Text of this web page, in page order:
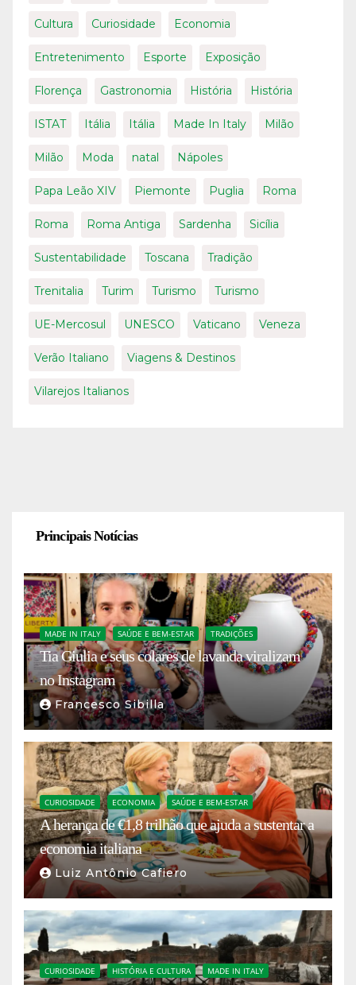
Cultura Curiosidade Economia
Entretenimento Esporte Exposição
Florença Gastronomia História História
ISTAT Itália Itália Made In Italy Milão
Milão Moda natal Nápoles
Papa Leão XIV Piemonte Puglia Roma
Roma Roma Antiga Sardenha Sicília
Sustentabilidade Toscana Tradição
Trenitalia Turim Turismo Turismo
UE-Mercosul UNESCO Vaticano Veneza
Verão Italiano Viagens & Destinos
Vilarejos Italianos
Principais Notícias
MADE IN ITALY SAÚDE E BEM-ESTAR TRADIÇÕES
Tia Giulia e seus colares de lavanda viralizam
no Instagram
Francesco Sibilla
CURIOSIDADE ECONOMIA SAÚDE E BEM-ESTAR
A herança de €1,8 trilhão que ajuda a sustentar a
economia italiana
Luiz Antônio Cafiero
CURIOSIDADE HISTÓRIA E CULTURA MADE IN ITALY